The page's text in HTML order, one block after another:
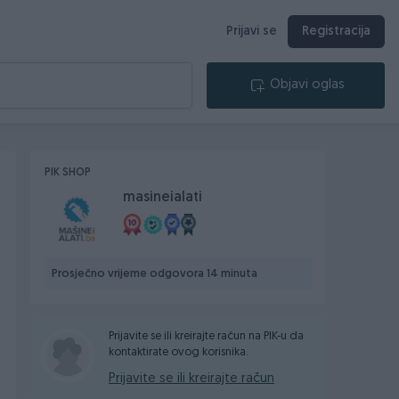
Prijavi se Registracija
Objavi oglas
PIK SHOP
masineialati
Prosječno vrijeme odgovora 14 minuta
Prijavite se ili kreirajte račun na PIK-u da
kontaktirate ovog korisnika.
Prijavite se ili kreirajte račun